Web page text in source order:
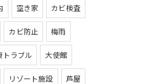
空き家 カビ検査
カビ防止 梅雨
トラブル 大使館
リゾート施設 芦屋